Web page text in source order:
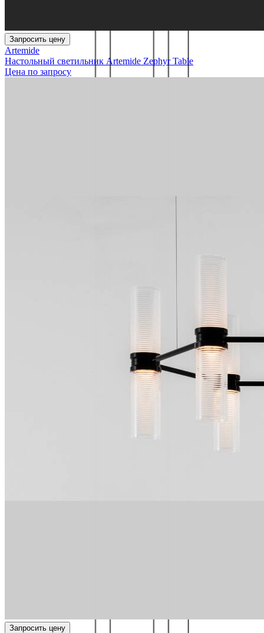
Запросить цену
Artemide
Настольный светильник Artemide Zephyr Table
Цена по запросу
Запросить цену